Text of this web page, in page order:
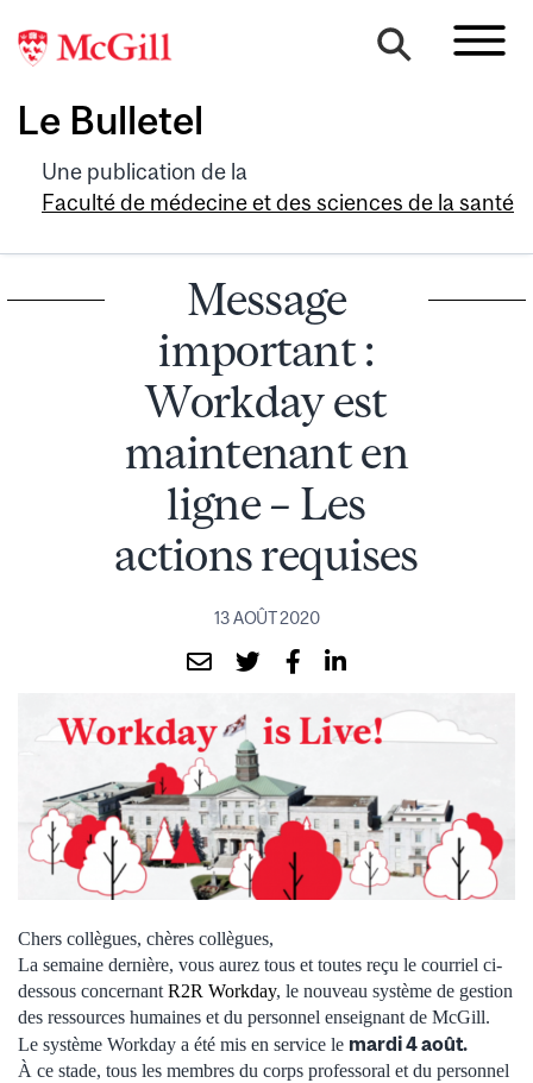
Le Bulletel
Une publication de la
Faculté de médecine et des sciences de la santé
Message
important :
Workday est
maintenant en
ligne – Les
actions requises
13 AOÛT 2020
Chers collègues, chères collègues,
La semaine dernière, vous aurez tous et toutes reçu le courriel ci-
dessous concernant R2R Workday, le nouveau système de gestion
des ressources humaines et du personnel enseignant de McGill.
Le système Workday a été mis en service le mardi 4 août.
À ce stade, tous les membres du corps professoral et du personnel